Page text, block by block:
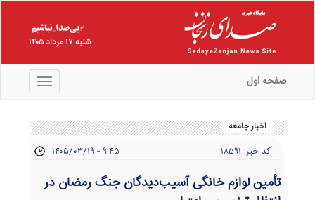
شنبه ۱۷ مرداد ۱۴۰۵
منو صفحه اول
اخبار جامعه
کد خبر: ۱۸۵۹۱ ۱۴۰۵/۰۳/۱۹ - ۹:۴۵
تأمین لوازم خانگی آسیب‌دیدگان جنگ رمضان در